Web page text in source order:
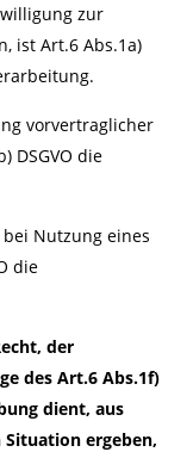
zur
ist Art.6 Abs.1a)
vorvertraglicher
DSGVO die
Nutzung eines
die
der
des Art.6 Abs.1f)
dient, aus
ergeben,